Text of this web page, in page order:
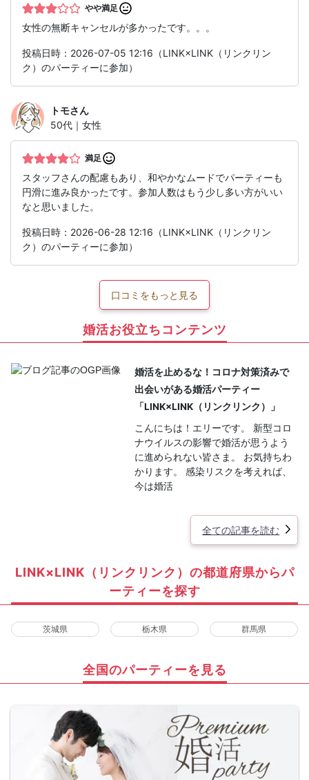
やや満足
女性の無断キャンセルが多かったです。。。
投稿日時：2026-07-05 12:16（LINK×LINK（リンクリン
ク）のパーティーに参加）
トモさん
50代｜女性
満足
スタッフさんの配慮もあり、和やかなムードでパーティーも
円滑に進み良かったです。参加人数はもう少し多い方がいい
なと思いました。
投稿日時：2026-06-28 12:16（LINK×LINK（リンクリン
ク）のパーティーに参加）
口コミをもっと見る
婚活お役立ちコンテンツ
婚活を止めるな！コロナ対策済みで
出会いがある婚活パーティー
「LINK×LINK（リンクリンク）」
こんにちは！エリーです。 新型コロ
ナウイルスの影響で婚活が思うよう
に進められない皆さま。 お気持ちわ
かります。 感染リスクを考えれば、
今は婚活
全ての記事を読む
LINK×LINK（リンクリンク）の都道府県からパ
ーティーを探す
茨城県 栃木県 群馬県
全国のパーティーを見る